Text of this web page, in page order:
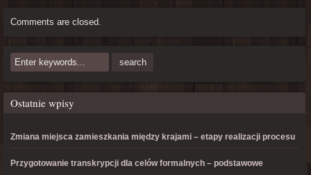
Comments are closed.
Ostatnie wpisy
Zmiana miejsca zamieszkania między krajami – etapy realizacji procesu
Przygotowanie transkrypcji dla celów formalnych – podstawowe